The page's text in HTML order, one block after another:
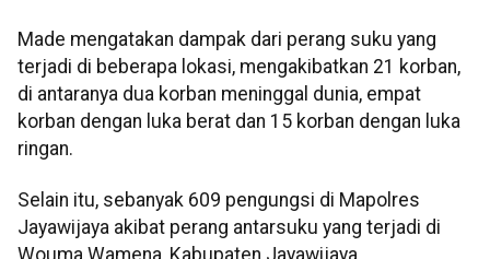
Made mengatakan dampak dari perang suku yang
terjadi di beberapa lokasi, mengakibatkan 21 korban,
di antaranya dua korban meninggal dunia, empat
korban dengan luka berat dan 15 korban dengan luka
ringan.
Selain itu, sebanyak 609 pengungsi di Mapolres
Jayawijaya akibat perang antarsuku yang terjadi di